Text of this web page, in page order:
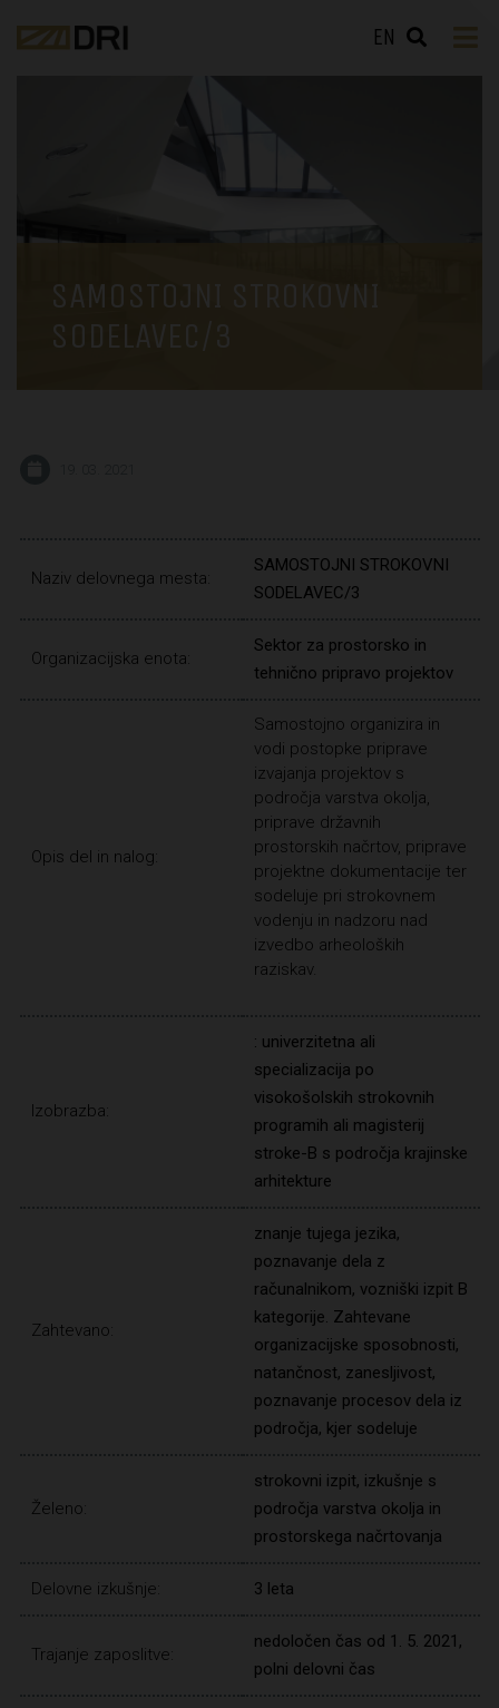
EN
SAMOSTOJNI STROKOVNI
SODELAVEC/3
Naziv delovnega mesta:
SAMOSTOJNI STROKOVNI
SODELAVEC/3
Organizacijska enota:
Sektor za prostorsko in
tehnično pripravo projektov
Opis del in nalog:
Samostojno organizira in
vodi postopke priprave
izvajanja projektov s
področja varstva okolja,
priprave državnih
prostorskih načrtov, priprave
projektne dokumentacije ter
sodeluje pri strokovnem
vodenju in nadzoru nad
izvedbo arheoloških
raziskav.
Izobrazba:
: univerzitetna ali
specializacija po
visokošolskih strokovnih
programih ali magisterij
stroke-B s področja krajinske
arhitekture
Zahtevano:
znanje tujega jezika,
poznavanje dela z
računalnikom, vozniški izpit B
kategorije. Zahtevane
organizacijske sposobnosti,
natančnost, zanesljivost,
poznavanje procesov dela iz
področja, kjer sodeluje
Želeno:
strokovni izpit, izkušnje s
področja varstva okolja in
prostorskega načrtovanja
Delovne izkušnje: 3 leta
Trajanje zaposlitve:
nedoločen čas od 1. 5. 2021,
polni delovni čas